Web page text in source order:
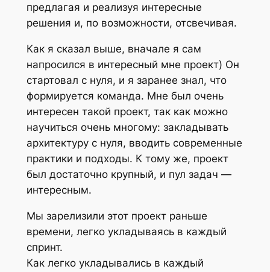
предлагая и реализуя интересные
решения и, по возможности, отсвечивая.
Как я сказал выше, вначале я сам
напросился в интересный мне проект) Он
стартовал с нуля, и я заранее знал, что
формируется команда. Мне был очень
интересен такой проект, так как можно
научиться очень многому: закладывать
архитектуру с нуля, вводить современные
практики и подходы. К тому же, проект
был достаточно крупный, и пул задач —
интересным.
Мы зарелизили этот проект раньше
времени, легко укладываясь в каждый
спринт.
Как легко укладывались в каждый